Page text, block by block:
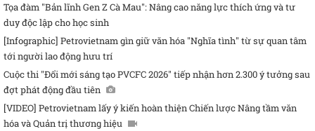
Tọa đàm "Bản lĩnh Gen Z Cà Mau": Nâng cao năng lực thích ứng và tư
duy độc lập cho học sinh
[Infographic] Petrovietnam gìn giữ văn hóa "Nghĩa tình" từ sự quan tâm
tới người lao động hưu trí
Cuộc thi "Đổi mới sáng tạo PVCFC 2026" tiếp nhận hơn 2.300 ý tưởng sau
đợt phát động đầu tiên
[VIDEO] Petrovietnam lấy ý kiến hoàn thiện Chiến lược Nâng tầm văn
hóa và Quản trị thương hiệu